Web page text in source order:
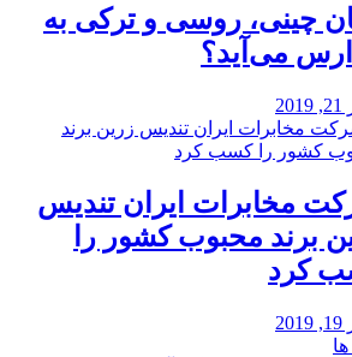
چینی، روسی و ترکی به
می‌آید؟
مخابرات ایران تندیس
برند محبوب کشور را
کرد